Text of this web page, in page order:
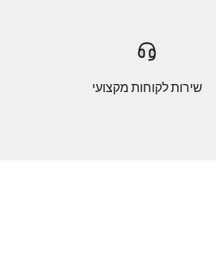
שירות לקוחות מקצועי